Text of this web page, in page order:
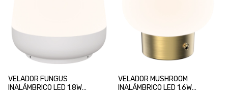
VELADOR FUNGUS
INALÁMBRICO LED 1.8W
VELADOR MUSHROOM
INALÁMBRICO LED 1.6W